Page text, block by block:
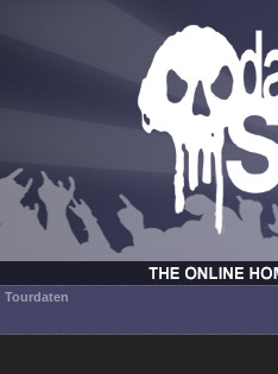
Tourdaten